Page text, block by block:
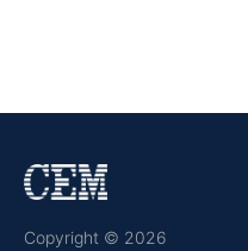
Copyright © 2026